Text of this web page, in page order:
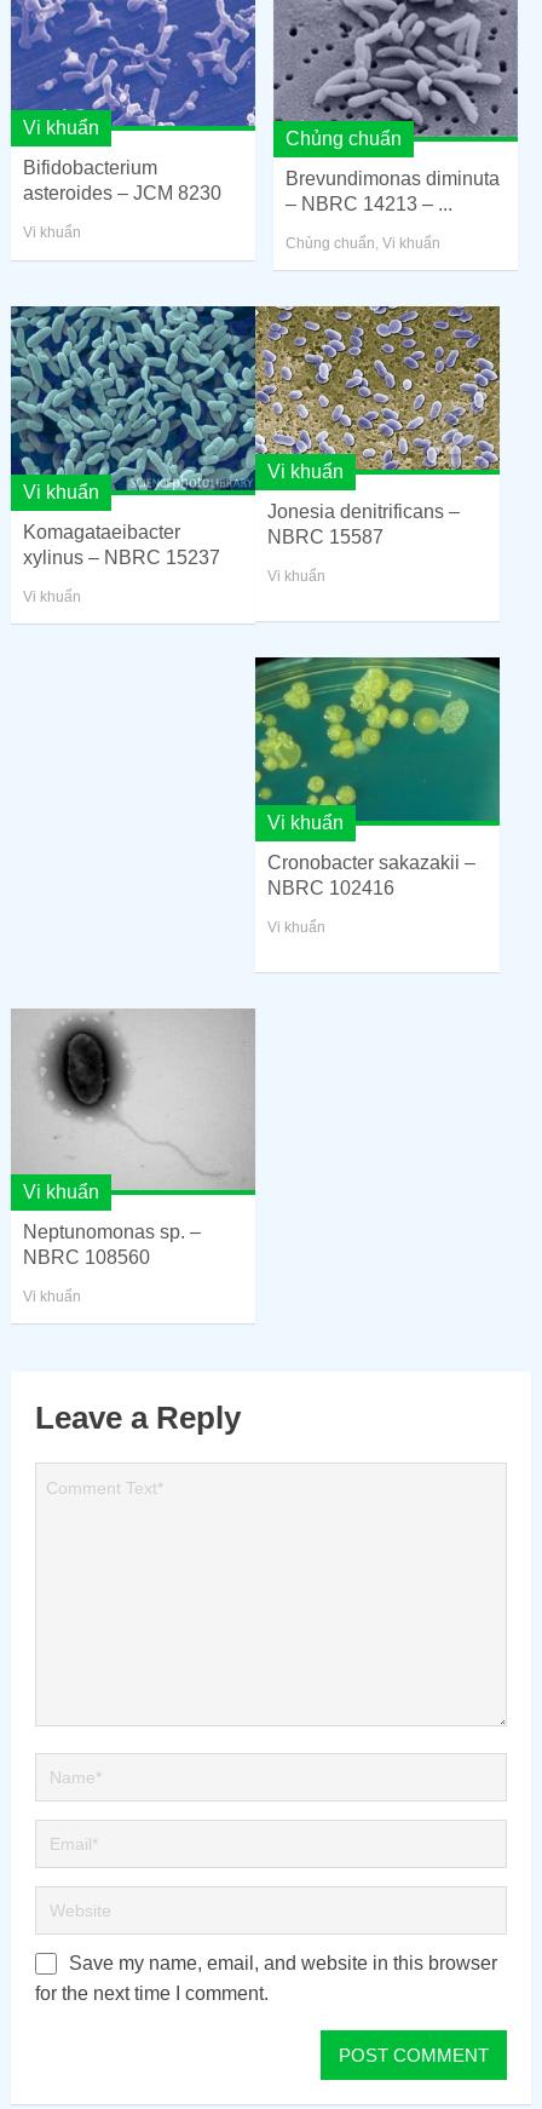
Vi khuẩn
Bifidobacterium
asteroides – JCM 8230
Vi khuẩn
Chủng chuẩn
Brevundimonas diminuta
– NBRC 14213 – ...
Chủng chuẩn,Vi khuẩn
Vi khuẩn
Komagataeibacter
xylinus – NBRC 15237
Vi khuẩn
Vi khuẩn
Jonesia denitrificans –
NBRC 15587
Vi khuẩn
Vi khuẩn
Cronobacter sakazakii –
NBRC 102416
Vi khuẩn
Vi khuẩn
Neptunomonas sp. –
NBRC 108560
Vi khuẩn
Leave a Reply
Save my name, email, and website in this browser
for the next time I comment.